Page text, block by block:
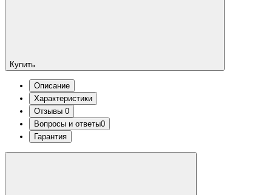
Купить
Описание
Характеристики
Отзывы 0
Вопросы и ответы0
Гарантия